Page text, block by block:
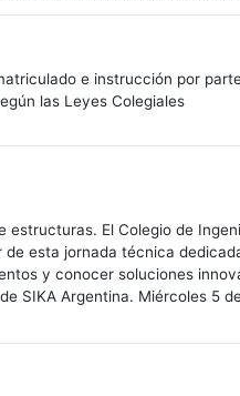
e instrucción por
las Leyes Colegiales
El Colegio de
esta jornada técnica
y conocer soluciones
SIKA Argentina. Miércoles 5